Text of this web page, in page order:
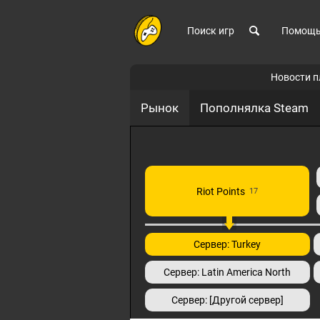
Поиск игр Помощь
Новости
Рынок Пополнялка Steam
Riot Points 17
Сервер: Turkey
Сервер: Latin America North
Сервер: [Другой сервер]